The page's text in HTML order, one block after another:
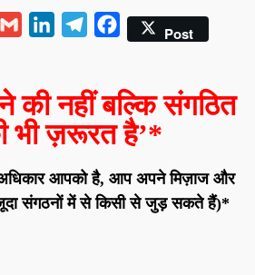
Gmail LinkedInTelegramFacebookPost
की नहीं बल्कि संगठित
भी ज़रूरत है’*
आपको है, आप अपने मिज़ाज और
संगठनों में से किसी से जुड़ सकते हैं)*